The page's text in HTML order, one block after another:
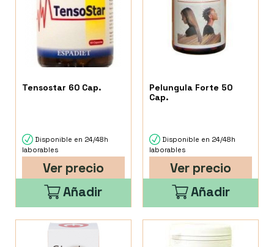
Tensostar 60 Cap.
Disponible en 24/48h
laborables
Ver precio
Añadir
Pelungula Forte 50
Cap.
Disponible en 24/48h
laborables
Ver precio
Añadir